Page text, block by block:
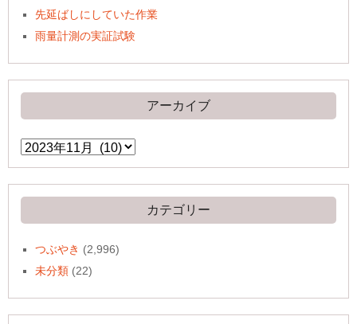
先延ばしにしていた作業
雨量計測の実証試験
アーカイブ
ア
ー
イ
ブ
カテゴリー
つぶやき (2,996)
未分類 (22)